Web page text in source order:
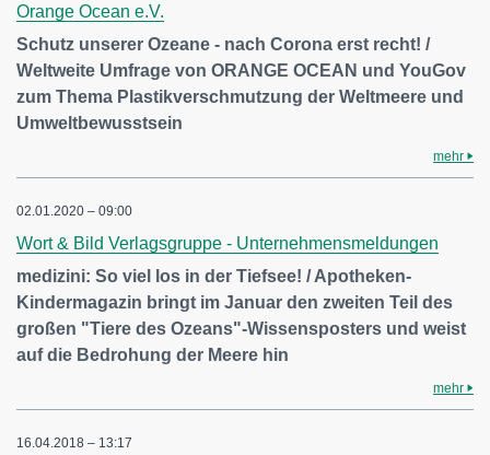
Orange Ocean e.V.
Schutz unserer Ozeane - nach Corona erst recht! /
Weltweite Umfrage von ORANGE OCEAN und YouGov
zum Thema Plastikverschmutzung der Weltmeere und
Umweltbewusstsein
mehr
02.01.2020 – 09:00
Wort & Bild Verlagsgruppe - Unternehmensmeldungen
medizini: So viel los in der Tiefsee! / Apotheken-
Kindermagazin bringt im Januar den zweiten Teil des
großen "Tiere des Ozeans"-Wissensposters und weist
auf die Bedrohung der Meere hin
mehr
16.04.2018 – 13:17